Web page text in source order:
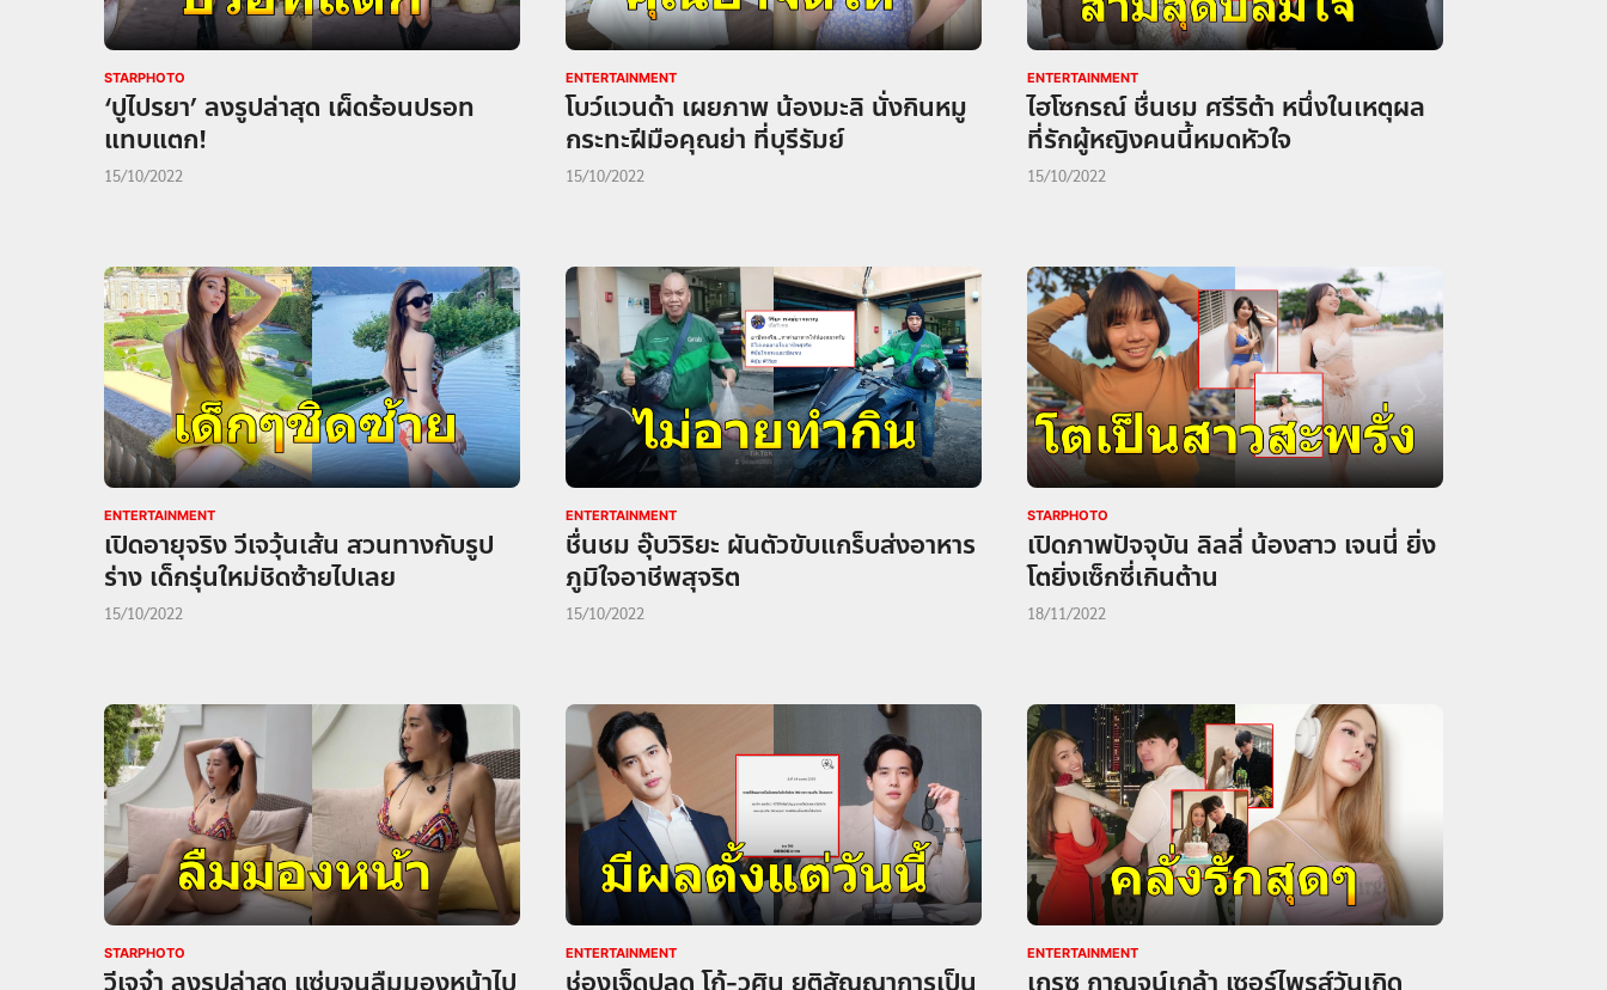
STARPHOTO
‘ปูไปรยา’ ลงรูปล่าสุด เผ็ดร้อนปรอท
แทบแตก!
15/10/2022
ENTERTAINMENT
โบว์แวนด้า เผยภาพ น้องมะลิ นั่งกินหมู
กระทะฝีมือคุณย่า ที่บุรีรัมย์
15/10/2022
ENTERTAINMENT
ไฮโซกรณ์ ชื่นชม ศรีริต้า หนึ่งในเหตุผล
ที่รักผู้หญิงคนนี้หมดหัวใจ
15/10/2022
ENTERTAINMENT
เปิดอายุจริง วีเจวุ้นเส้น สวนทางกับรูป
ร่าง เด็กรุ่นใหม่ชิดซ้ายไปเลย
15/10/2022
ENTERTAINMENT
ชื่นชม อุ๊บวิริยะ ผันตัวขับแกร็บส่งอาหาร
ภูมิใจอาชีพสุจริต
15/10/2022
STARPHOTO
เปิดภาพปัจจุบัน ลิลลี่ น้องสาว เจนนี่ ยิ่ง
โตยิ่งเซ็กซี่เกินต้าน
18/11/2022
STARPHOTO ENTERTAINMENT ENTERTAINMENT